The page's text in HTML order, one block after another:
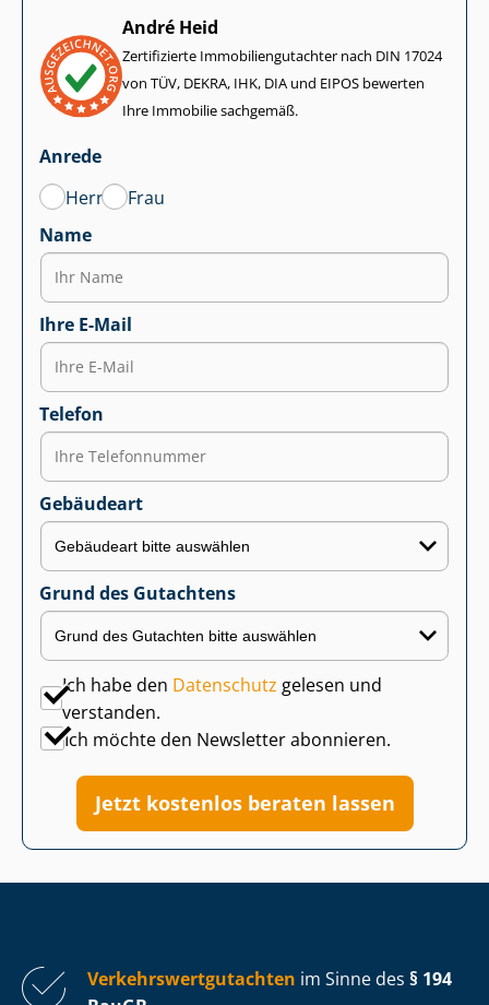
André Heid
Zertifizierte Im­mo­bi­li­en­gut­ach­ter nach DIN 17024
von TÜV, DEKRA, IHK, DIA und EIPOS bewerten
Ihre Immobilie sachgemäß.
Anrede
Herr
Frau
Name
Ihre E-Mail
Telefon
Gebäudeart
Grund des Gutachtens
Ich habe den Datenschutz gelesen und
verstanden.
Ich möchte den Newsletter abonnieren.
Jetzt kostenlos beraten lassen
Ver­kehrs­wert­gut­ach­ten im Sinne des § 194